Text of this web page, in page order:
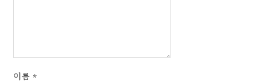
이름 *